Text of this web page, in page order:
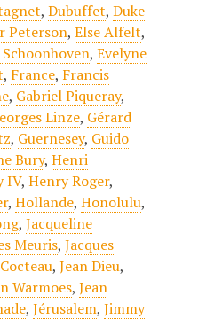
,Dubuffet,Duke
Peterson,Else Alfelt,
,Evelyne
, France, Francis
, Gabriel Piqueray,
Linze, Gérard
, Guernesey, Guido
Bury,Henri
IV,Henry Roger,
,Hollande,Honolulu,
,Jacqueline
Meuris,Jacques
,Jean Dieu,
Warmoes,Jean
,Jérusalem,Jimmy